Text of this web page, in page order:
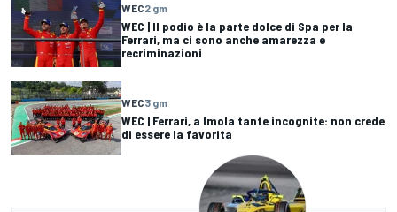
WEC2 gm
WEC | Il podio è la parte dolce di Spa per la
Ferrari, ma ci sono anche amarezza e
recriminazioni
WEC3 gm
WEC | Ferrari, a Imola tante incognite: non crede
di essere la favorita